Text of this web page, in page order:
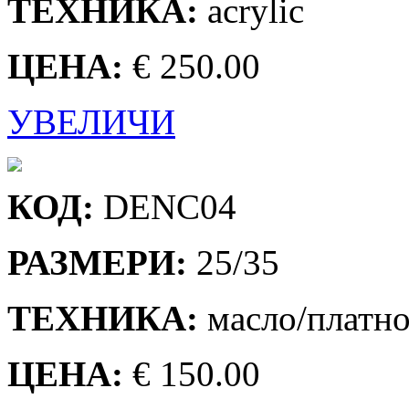
ТЕХНИКА: acrylic
ЦЕНА: € 250.00
УВЕЛИЧИ
КОД: DENC04
РАЗМЕРИ: 25/35
ТЕХНИКА: масло/
ЦЕНА: € 150.00